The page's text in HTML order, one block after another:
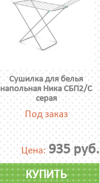
Сушилка для белья
напольная Ника СБП2/С
серая
Под заказ
Цена: 935 руб.
КУПИТЬ